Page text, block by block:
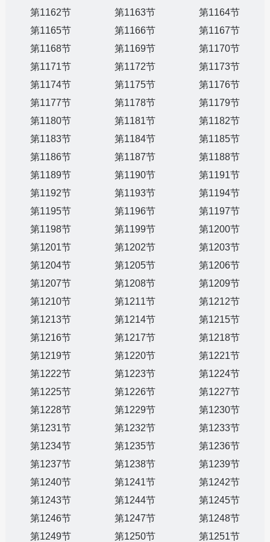
第1162节
第1163节
第1164节
第1165节
第1166节
第1167节
第1168节
第1169节
第1170节
第1171节
第1172节
第1173节
第1174节
第1175节
第1176节
第1177节
第1178节
第1179节
第1180节
第1181节
第1182节
第1183节
第1184节
第1185节
第1186节
第1187节
第1188节
第1189节
第1190节
第1191节
第1192节
第1193节
第1194节
第1195节
第1196节
第1197节
第1198节
第1199节
第1200节
第1201节
第1202节
第1203节
第1204节
第1205节
第1206节
第1207节
第1208节
第1209节
第1210节
第1211节
第1212节
第1213节
第1214节
第1215节
第1216节
第1217节
第1218节
第1219节
第1220节
第1221节
第1222节
第1223节
第1224节
第1225节
第1226节
第1227节
第1228节
第1229节
第1230节
第1231节
第1232节
第1233节
第1234节
第1235节
第1236节
第1237节
第1238节
第1239节
第1240节
第1241节
第1242节
第1243节
第1244节
第1245节
第1246节
第1247节
第1248节
第1249节
第1250节
第1251节